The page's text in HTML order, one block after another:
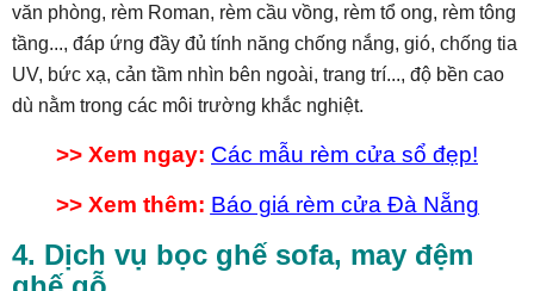
văn phòng, rèm Roman, rèm cầu vồng, rèm tổ ong, rèm tông
tầng..., đáp ứng đầy đủ tính năng chống nắng, gió, chống tia
UV, bức xạ, cản tầm nhìn bên ngoài, trang trí..., độ bền cao
dù nằm trong các môi trường khắc nghiệt.
>> Xem ngay: Các mẫu rèm cửa sổ đẹp!
>> Xem thêm: Báo giá rèm cửa Đà Nẵng
4. Dịch vụ bọc ghế sofa, may đệm